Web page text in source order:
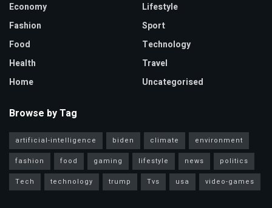
Economy
Fashion
Food
Health
Home
Lifestyle
Sport
Technology
Travel
Uncategorised
Browse by Tag
artificial-intelligence biden climate
environment
fashion
food gaming lifestyle news
politics
Tech
technology trump Tvs usa video-games